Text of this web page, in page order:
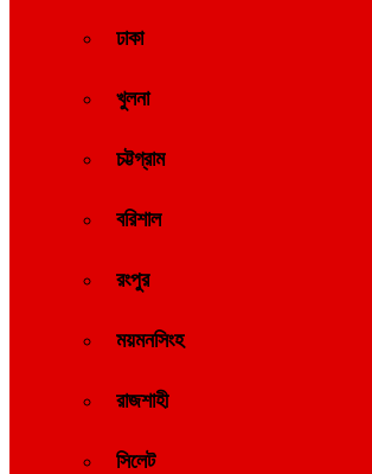
ঢাকা
খুলনা
চট্টগ্রাম
বরিশাল
রংপুর
ময়মনসিংহ
রাজশাহী
সিলেট